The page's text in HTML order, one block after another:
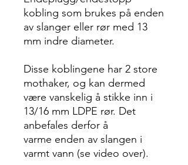
kobling som brukes på enden
av slanger eller rør med 13
mm indre diameter.
Disse koblingene har 2 store
mothaker, og kan dermed
være vanskelig å stikke inn i
13/16 mm LDPE rør. Det
anbefales derfor å
varme enden av slangen i
varmt vann (se video over).